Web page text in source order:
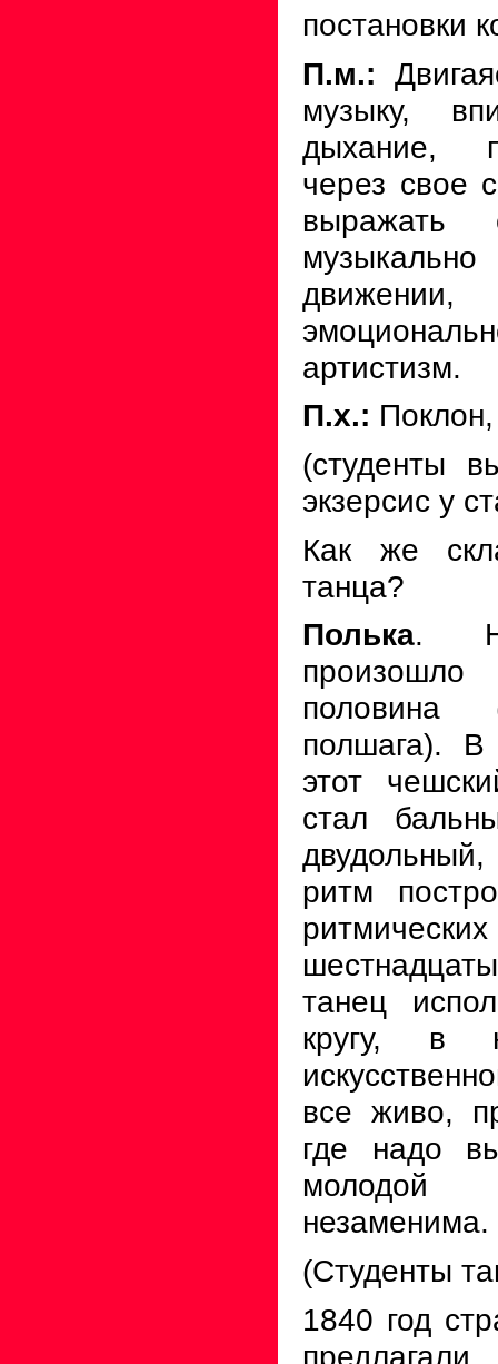
постановки
П.м.:
музыку,
дыхание,
через свое
артистизм.
П.х.: Поклон,
(студенты
экзерсис у
Как же
танца?
Полька.
полшага).
этот
стал
ритм
танец
кругу, в
все живо,
где надо
молодой
незаменима.
(Студенты
1840 год